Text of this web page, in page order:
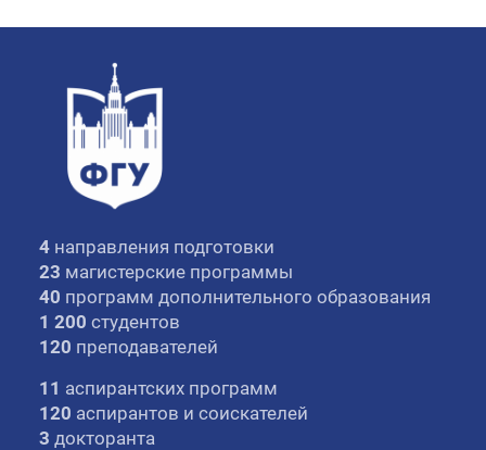
4 направления подготовки
23 магистерские программы
40 программ дополнительного образования
1 200 студентов
120 преподавателей
11 аспирантских программ
120 аспирантов и соискателей
3 докторанта